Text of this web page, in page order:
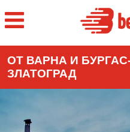
ОТ ВАРНА И
ЗЛАТОГРАД